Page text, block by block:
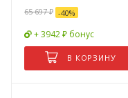
65 697₽ -40%
+ 3942 ₽ бонус
В КОРЗИНУ